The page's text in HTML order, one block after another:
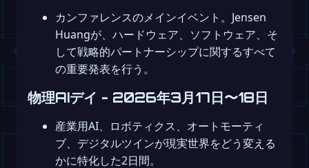
カンファレンスのメインイベント。Jensen
Huangが、ハードウェア、ソフトウェア、そ
して戦略的パートナーシップに関するすべて
の重要発表を行う。
物理AIデイ - 2026年3月17日〜18日
産業用AI、ロボティクス、オートモーティ
ブ、デジタルツインが現実世界をどう変える
かに特化した2日間。